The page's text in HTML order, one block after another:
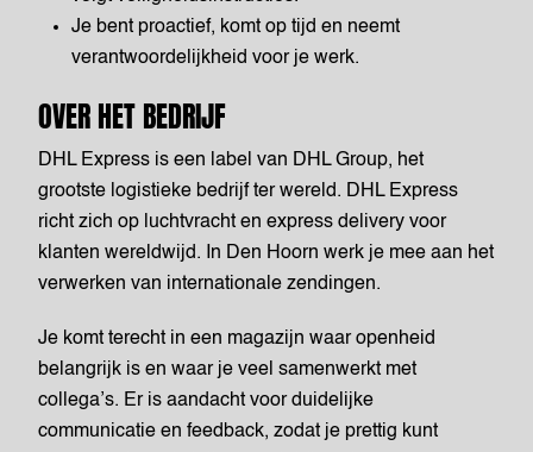
Je bent proactief, komt op tijd en neemt
verantwoordelijkheid voor je werk.
OVER HET BEDRIJF
DHL Express is een label van DHL Group, het
grootste logistieke bedrijf ter wereld. DHL Express
richt zich op luchtvracht en express delivery voor
klanten wereldwijd. In Den Hoorn werk je mee aan het
verwerken van internationale zendingen.
Je komt terecht in een magazijn waar openheid
belangrijk is en waar je veel samenwerkt met
collega’s. Er is aandacht voor duidelijke
communicatie en feedback, zodat je prettig kunt